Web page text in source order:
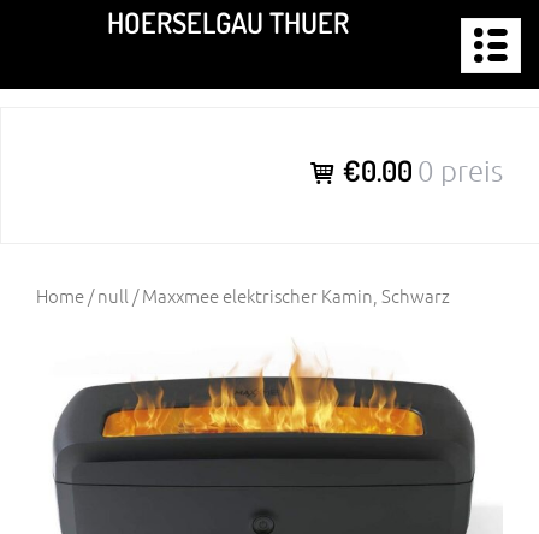
springen
HOERSELGAU THUER
€0.00 0 preis
Home/null / Maxxmee elektrischer Kamin, Schwarz